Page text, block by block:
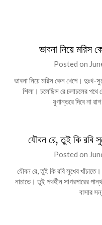
ভাবনা নিয়ে মরিস
Posted on
ভাবনা নিয়ে মরিস কেন খেপে। দুঃখ-
শিলা। চলেছিস রে চলাচলের
যুগান্তরে দিবে না
যৌবন রে, তুই কি রবি
Posted on
যৌবন রে, তুই কি রবি সুখের খাঁচাতে।
নাচাতে। তুই পথহীন সাগরপারের
বাসার